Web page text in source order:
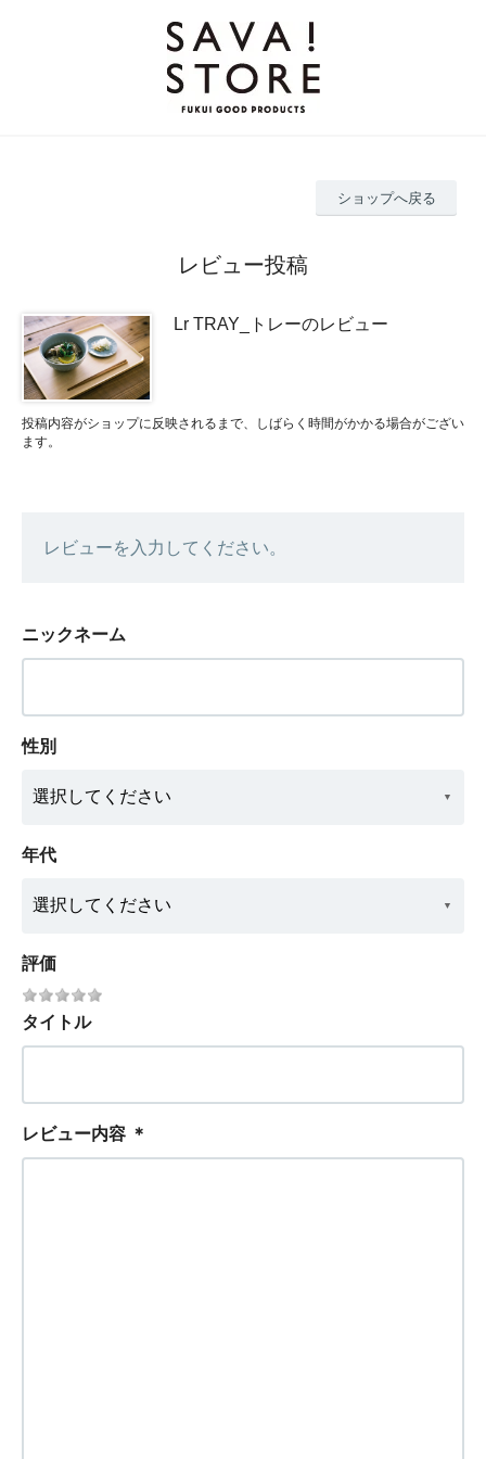
ショップへ戻る
レビュー投稿
Lr TRAY_トレーのレビュー
投稿内容がショップに反映されるまで、しばらく時間がかかる場合がござい
ます。
レビューを入力してください。
ニックネーム
性別
年代
評価
タイトル
レビュー内容 ＊